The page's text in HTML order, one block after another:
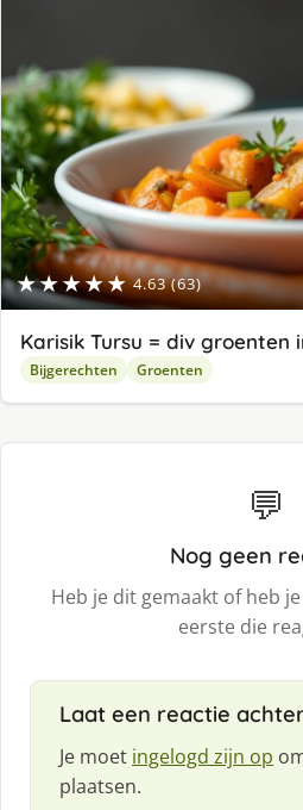
★★★★★ 4.63 (63)
Karisik Tursu = div groenten
Bijgerechten Groenten
💬
Nog geen
Heb je dit gemaakt of heb
eerste die
Laat een reactie
Je moet ingelogd zijn op
plaatsen.